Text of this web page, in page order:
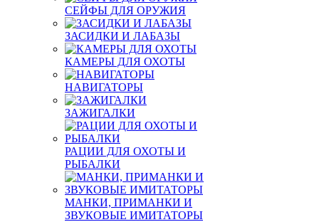
СЕЙФЫ ДЛЯ ОРУЖИЯ
ЗАСИДКИ И ЛАБАЗЫ
КАМЕРЫ ДЛЯ ОХОТЫ
НАВИГАТОРЫ
ЗАЖИГАЛКИ
РАЦИИ ДЛЯ ОХОТЫ И
РЫБАЛКИ
МАНКИ, ПРИМАНКИ И
ЗВУКОВЫЕ ИМИТАТОРЫ